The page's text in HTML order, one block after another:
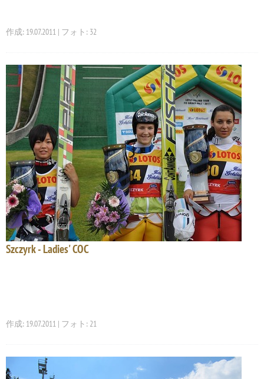
作成: 19.07.2011 | フォト: 32
Szczyrk - Ladies' COC
作成: 19.07.2011 | フォト: 21